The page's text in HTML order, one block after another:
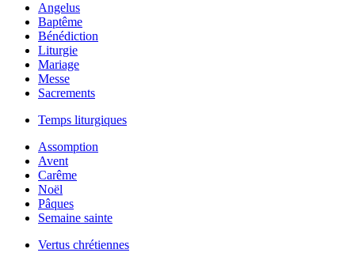
Angelus
Baptême
Bénédiction
Liturgie
Mariage
Messe
Sacrements
Temps liturgiques
Assomption
Avent
Carême
Noël
Pâques
Semaine sainte
Vertus chrétiennes